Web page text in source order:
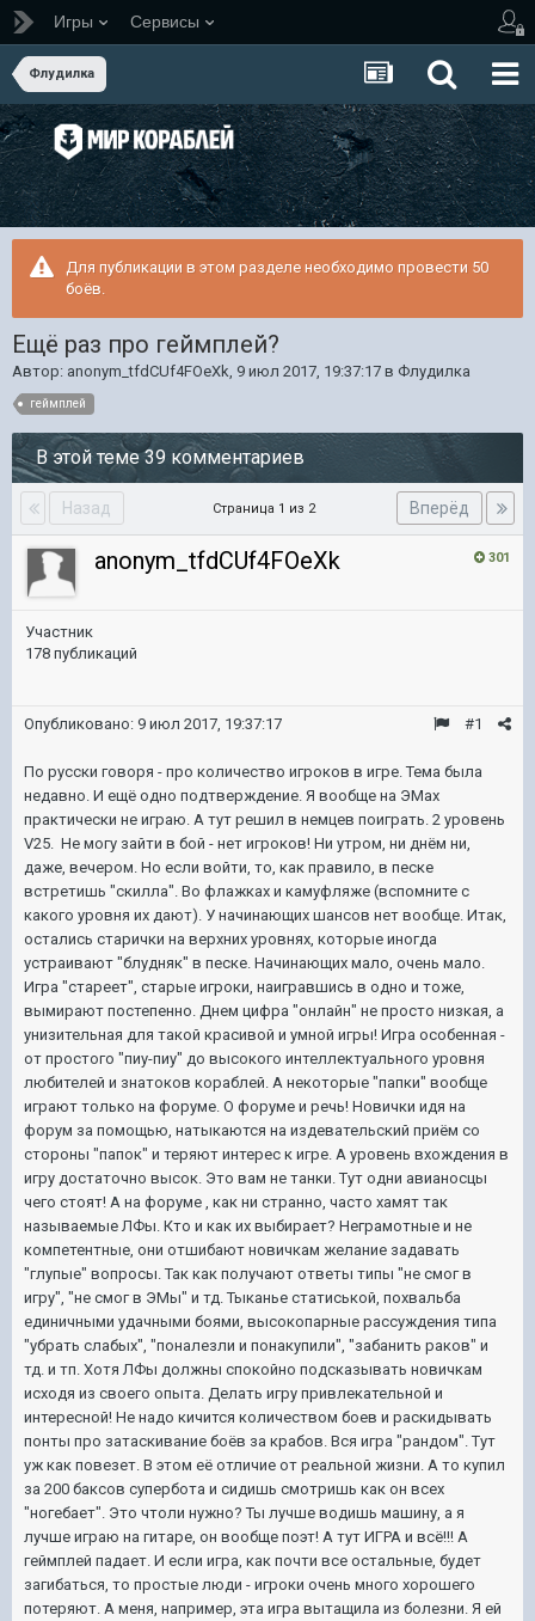
Игры Сервисы
Флудилка
Для публикации в этом разделе необходимо провести 50
боёв.
Ещё раз про геймплей?
Автор: anonym_tfdCUf4FOeXk, 9 июл 2017, 19:37:17 в Флудилка
геймплей
В этой теме 39 комментариев
Назад Вперёд
Страница 1 из 2
301
anonym_tfdCUf4FOeXk
Участник
178 публикаций
#1
Опубликовано: 9 июл 2017, 19:37:17
По русски говоря - про количество игроков в игре. Тема была
недавно. И ещё одно подтверждение. Я вообще на ЭМах
практически не играю. А тут решил в немцев поиграть. 2 уровень
V25. Не могу зайти в бой - нет игроков! Ни утром, ни днём ни,
даже, вечером. Но если войти, то, как правило, в песке
встретишь "скилла". Во флажках и камуфляже (вспомните с
какого уровня их дают). У начинающих шансов нет вообще. Итак,
остались старички на верхних уровнях, которые иногда
устраивают "блудняк" в песке. Начинающих мало, очень мало.
Игра "стареет", старые игроки, наигравшись в одно и тоже,
вымирают постепенно. Днем цифра "онлайн" не просто низкая, а
унизительная для такой красивой и умной игры! Игра особенная -
от простого "пиу-пиу" до высокого интеллектуального уровня
любителей и знатоков кораблей. А некоторые "папки" вообще
играют только на форуме. О форуме и речь! Новички идя на
форум за помощью, натыкаются на издевательский приём со
стороны "папок" и теряют интерес к игре. А уровень вхождения в
игру достаточно высок. Это вам не танки. Тут одни авианосцы
чего стоят! А на форуме , как ни странно, часто хамят так
называемые ЛФы. Кто и как их выбирает? Неграмотные и не
компетентные, они отшибают новичкам желание задавать
"глупые" вопросы. Так как получают ответы типы "не смог в
игру", "не смог в ЭМы" и тд. Тыканье статиськой, похвальба
единичными удачными боями, высокопарные рассуждения типа
"убрать слабых", "поналезли и понакупили", "забанить раков" и
тд. и тп. Хотя ЛФы должны спокойно подсказывать новичкам
исходя из своего опыта. Делать игру привлекательной и
интересной! Не надо кичится количеством боев и раскидывать
понты про затаскивание боёв за крабов. Вся игра "рандом". Тут
уж как повезет. В этом её отличие от реальной жизни. А то купил
за 200 баксов супербота и сидишь смотришь как он всех
"ногебает". Это чтоли нужно? Ты лучше водишь машину, а я
лучше играю на гитаре, он вообще поэт! А тут ИГРА и всё!!! А
геймплей падает. И если игра, как почти все остальные, будет
загибаться, то простые люди - игроки очень много хорошего
потеряют. А меня, например, эта игра вытащила из болезни. Я ей